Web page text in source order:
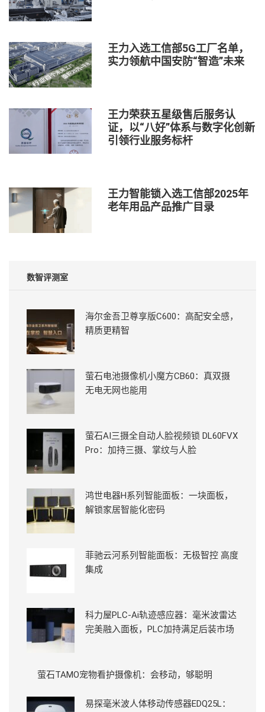
王力入选工信部5G工厂名单，
实力领航中国安防“智造”未来
王力荣获五星级售后服务认
证，以“八好”体系与数字化创新
引领行业服务标杆
王力智能锁入选工信部2025年
老年用品产品推广目录
数智评测室
海尔金吾卫尊享版C600：高配安全感，
精质更精智
萤石电池摄像机小魔方CB60：真双摄
无电无网也能用
萤石AI三摄全自动人脸视频锁 DL60FVX
Pro：加持三摄、掌纹与人脸
鸿世电器H系列智能面板：一块面板，
解锁家居智能化密码
菲驰云河系列智能面板：无极智控 高度
集成
科力屋PLC-Ai轨迹感应器：毫米波雷达
完美融入面板，PLC加持满足后装市场
萤石TAMO宠物看护摄像机：会移动，够聪明
易探毫米波人体移动传感器EDQ25L：